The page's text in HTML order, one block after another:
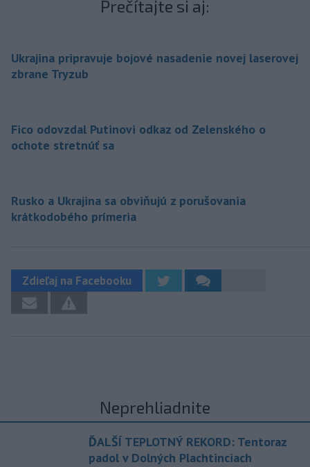
Prečítajte si aj:
Ukrajina pripravuje bojové nasadenie novej laserovej
zbrane Tryzub
Fico odovzdal Putinovi odkaz od Zelenského o
ochote stretnúť sa
Rusko a Ukrajina sa obviňujú z porušovania
krátkodobého prímeria
Zdieľaj na Facebooku
Neprehliadnite
ĎALŠÍ TEPLOTNÝ REKORD: Tentoraz
padol v Dolných Plachtinciach